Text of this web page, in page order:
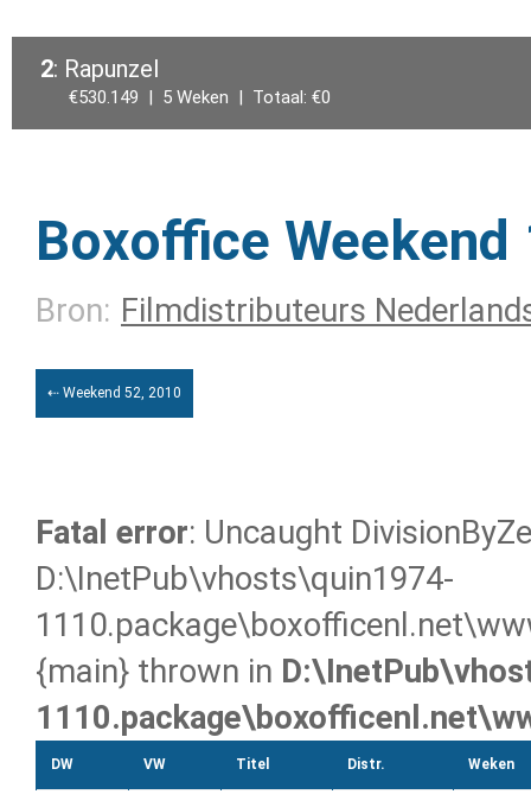
2: Rapunzel
€530.149 | 5 Weken | Totaal: €0
Boxoffice Weekend
Bron: Filmdistributeurs
⇠ Weekend 52, 2010
Fatal error: Uncaught
D:\InetPub\vhosts\quin1974-
{main} thrown in
DW VW Titel Distr. Weken